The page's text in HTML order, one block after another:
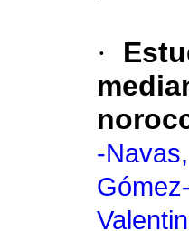
·
-